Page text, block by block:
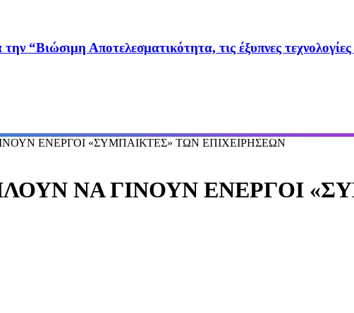
“Βιώσιμη Αποτελεσματικότητα, τις έξυπνες
ΕΝΕΡΓΟΙ «ΣΥΜΠΑΙΚΤΕΣ» ΤΩΝ ΕΠΙΧΕΙΡΗΣΕΩΝ
ΝΑ ΓΙΝΟΥΝ ΕΝΕΡΓΟΙ